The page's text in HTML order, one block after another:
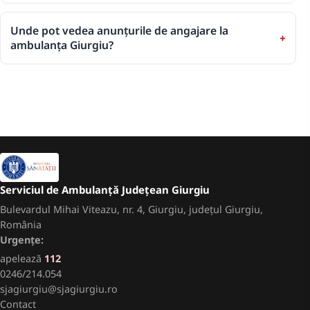
Unde pot vedea anunțurile de angajare la
ambulanța Giurgiu?
Serviciul de Ambulanță Județean Giurgiu
Bulevardul Mihai Viteazu, nr. 4, Giurgiu, județul Giurgiu,
România
Urgențe:
apelează 112
0246/214.054
sjagiurgiu@sjagiurgiu.ro
Contact